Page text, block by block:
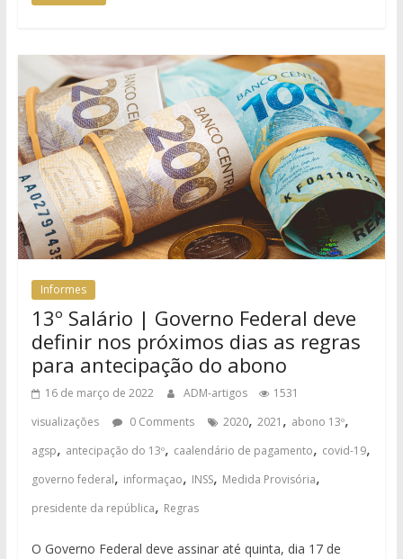
Informes
13º Salário | Governo Federal deve
definir nos próximos dias as regras
para antecipação do abono
16 de março de 2022 ADM-artigos
1531
visualizações
0 Comments 2020, 2021 , abono 13º,
agsp, antecipação do 13º, caalendário de pagamento, covid-19,
governo federal, informaçao, INSS, Medida Provisória,
presidente da república, Regras
O Governo Federal deve assinar até quinta, dia 17 de